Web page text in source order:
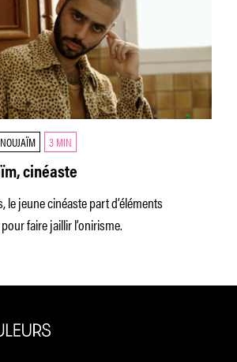
3 MIN
cinéaste
le jeune cinéaste part d’éléments
faire jaillir l’onirisme.